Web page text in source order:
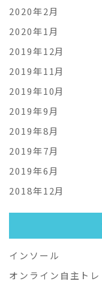
2020年2月
2020年1月
2019年12月
2019年11月
2019年10月
2019年9月
2019年8月
2019年7月
2019年6月
2018年12月
インソール
オンライン自主トレ